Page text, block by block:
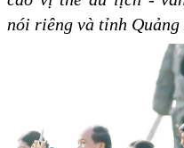
nói riêng và tỉnh